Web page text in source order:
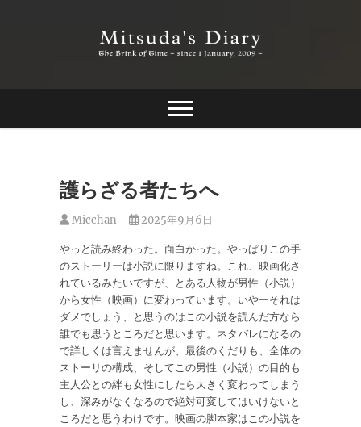
Mitsuda's Diary
護らざる者たちへ
Micchan 2025年9月6日
やっと読み終わった。面白かった。やっぱりこの手
のストーリーは小説に限りますね。これ、映画化さ
れているみたいですが、とある人物が男性（小説）
から女性（映画）に変わっています。いやーそれは
ダメでしょう、と思うのはこの小説を読んだ方なら
誰でも思うところだと思います。ネタバレになるの
で詳しくは言えませんが、最後のくだりも、全体の
ストーリの構成、そしてこの男性（小説）の目的も
主人公との絆も女性にしたら大きく変わってしまう
し、深みがなくなるので絶対可変してはいけないと
ころだと思うわけです。映画の脚本家はこの小説を